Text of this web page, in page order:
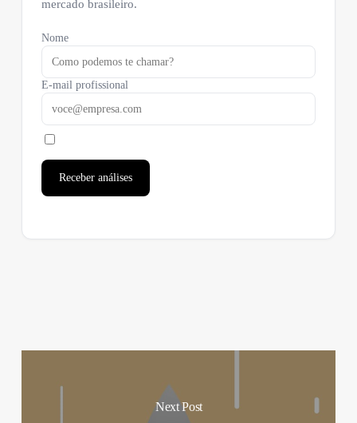
mercado brasileiro.
Nome
E-mail profissional
Receber análises
Next Post